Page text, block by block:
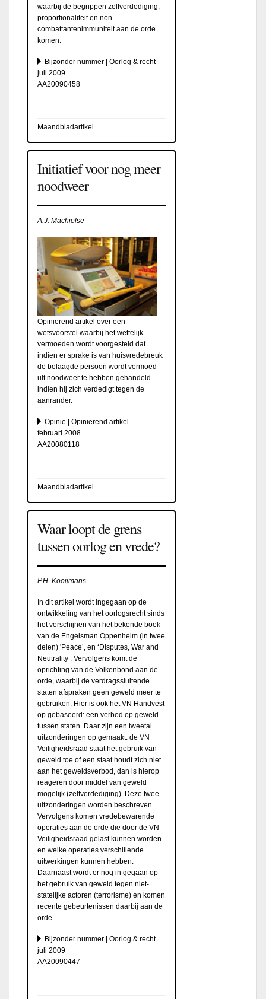
waarbij de begrippen zelfverdediging,
proportionaliteit en non-
combattantenimmuniteit aan de orde
komen.
Bijzonder nummer | Oorlog & recht
juli 2009
AA20090458
Maandbladartikel
Initiatief voor nog meer
noodweer
A.J. Machielse
Opiniërend artikel over een
wetsvoorstel waarbij het wettelijk
vermoeden wordt voorgesteld dat
indien er sprake is van huisvredebreuk
de belaagde persoon wordt vermoed
uit noodweer te hebben gehandeld
indien hij zich verdedigt tegen de
aanrander.
Opinie | Opiniërend artikel
februari 2008
AA20080118
Maandbladartikel
Waar loopt de grens
tussen oorlog en vrede?
P.H. Kooijmans
In dit artikel wordt ingegaan op de
ontwikkeling van het oorlogsrecht sinds
het verschijnen van het bekende boek
van de Engelsman Oppenheim (in twee
delen) 'Peace’, en ‘Disputes, War and
Neutrality’. Vervolgens komt de
oprichting van de Volkenbond aan de
orde, waarbij de verdragssluitende
staten afspraken geen geweld meer te
gebruiken. Hier is ook het VN Handvest
op gebaseerd: een verbod op geweld
tussen staten. Daar zijn een tweetal
uitzonderingen op gemaakt: de VN
Veiligheidsraad staat het gebruik van
geweld toe of een staat houdt zich niet
aan het geweldsverbod, dan is hierop
reageren door middel van geweld
mogelijk (zelfverdediging). Deze twee
uitzonderingen worden beschreven.
Vervolgens komen vredebewarende
operaties aan de orde die door de VN
Veiligheidsraad gelast kunnen worden
en welke operaties verschillende
uitwerkingen kunnen hebben.
Daarnaast wordt er nog in gegaan op
het gebruik van geweld tegen niet-
statelijke actoren (terrorisme) en komen
recente gebeurtenissen daarbij aan de
orde.
Bijzonder nummer | Oorlog & recht
juli 2009
AA20090447